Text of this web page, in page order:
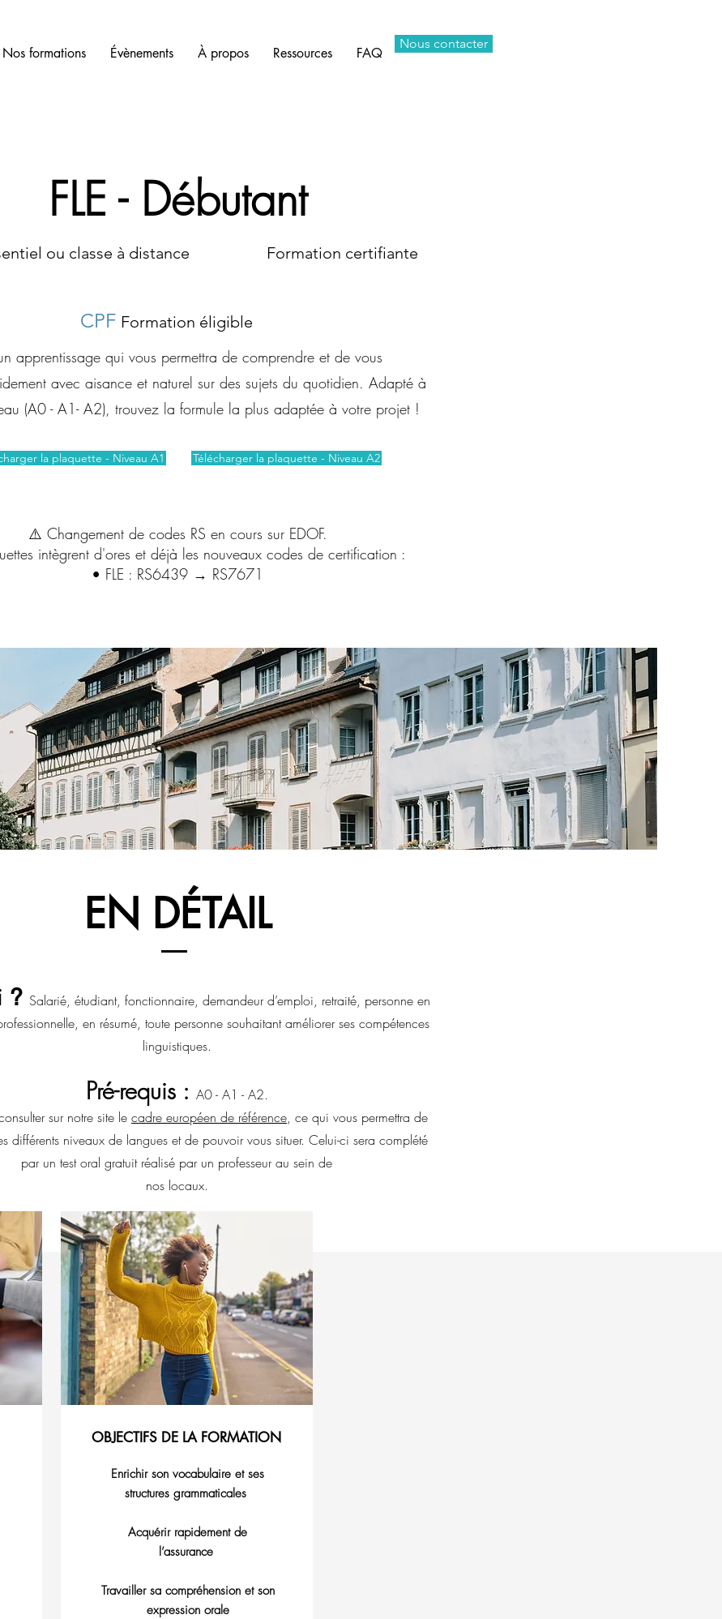
Nos formations Évènements À propos Ressources FAQ
Nous contacter
FLE - Débutant
à distance Formation certifiante
CPF Formation éligible
apprentissage qui vous permettra de comprendre et de vous
avec aisance et naturel sur des sujets du quotidien. Adapté à
(A0 - A1- A2), trouvez la formule la plus adaptée à votre projet !
la plaquette - Niveau A1 Télécharger la plaquette - Niveau A2
⚠️ Changement de codes RS en cours sur EDOF.
intègrent d'ores et déjà les nouveaux codes de certification :
• FLE : RS6439 → RS7671
EN DÉTAIL
? Salarié, étudiant, fonctionnaire, demandeur d’emploi, retraité, personne en
en résumé, toute personne souhaitant améliorer ses compétences
linguistiques.
Pré-requis : A0 - A1 - A2.
sur notre site le cadre européen de référence, ce qui vous permettra de
différents niveaux de langues et de pouvoir vous situer. Celui-ci sera complété
par un test oral gratuit réalisé par un professeur au sein de
nos locaux.
OBJECTIFS DE LA FORMATION
Enrichir son vocabulaire et ses
structures grammaticales
Acquérir rapidement de
l’assurance
Travailler sa compréhension et son
expression orale